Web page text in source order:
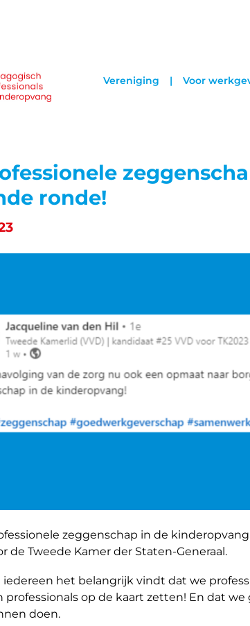
Vereniging Voor
ronde!
zeggenschap in de kinderopvang
de Tweede Kamer der Staten-Generaal.
het belangrijk vindt dat we
professionals op de kaart zetten! En dat we
doen.